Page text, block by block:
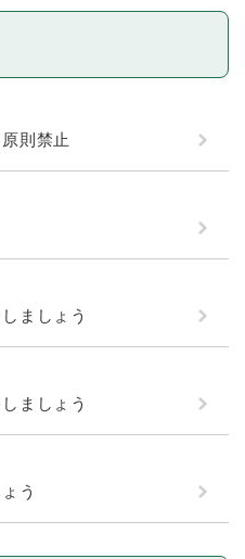
則禁止
ましょう
ましょう
う